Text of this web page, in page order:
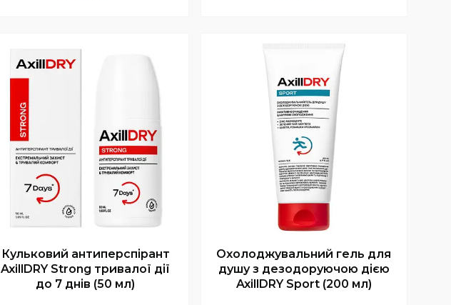
Кульковий антиперспірант
AxillDRY Strong тривалої дії
до 7 днів (50 мл)
Охолоджувальний гель для
душу з дезодоруючою дією
AxillDRY Sport (200 мл)